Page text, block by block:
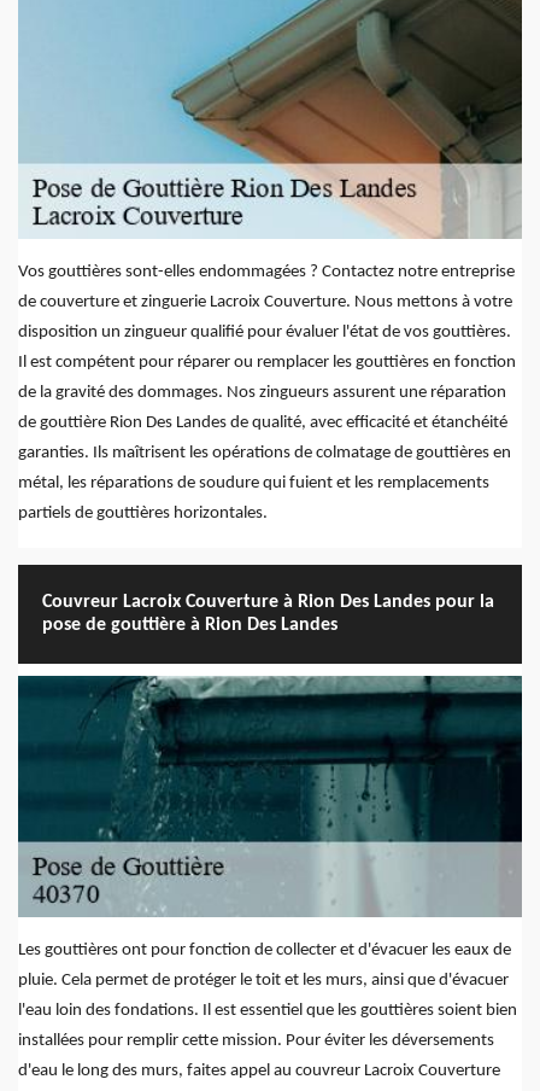
Vos gouttières sont-elles endommagées ? Contactez notre entreprise
de couverture et zinguerie Lacroix Couverture. Nous mettons à votre
disposition un zingueur qualifié pour évaluer l'état de vos gouttières.
Il est compétent pour réparer ou remplacer les gouttières en fonction
de la gravité des dommages. Nos zingueurs assurent une réparation
de gouttière Rion Des Landes de qualité, avec efficacité et étanchéité
garanties. Ils maîtrisent les opérations de colmatage de gouttières en
métal, les réparations de soudure qui fuient et les remplacements
partiels de gouttières horizontales.
Couvreur Lacroix Couverture à Rion Des Landes pour la
pose de gouttière à Rion Des Landes
Les gouttières ont pour fonction de collecter et d'évacuer les eaux de
pluie. Cela permet de protéger le toit et les murs, ainsi que d'évacuer
l'eau loin des fondations. Il est essentiel que les gouttières soient bien
installées pour remplir cette mission. Pour éviter les déversements
d'eau le long des murs, faites appel au couvreur Lacroix Couverture